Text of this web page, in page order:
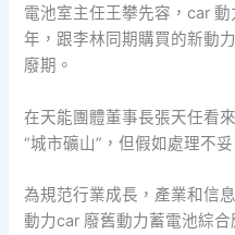
電池室主任王攀先容，car
年，跟李林同期購買的新動
廢期。
在天能團體董事長張天任看
“城市礦山”，但假如處理不
為規范行業成長，產業和信
動力car 廢舊動力蓄電池綜